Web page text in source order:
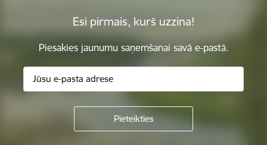
Esi pirmais, kurš uzzina!
Piesakies jaunumu saņemšanai savā e-pastā.